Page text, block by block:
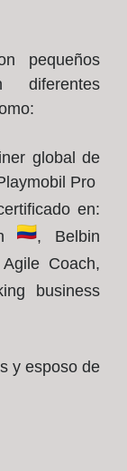
pequeños
diferentes
global de
Pro
en:
, Belbin
Coach,
business
y esposo de